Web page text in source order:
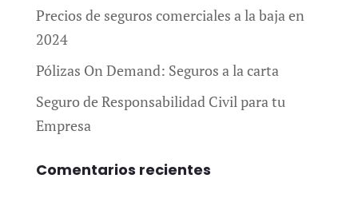
Precios de seguros comerciales a la baja en
2024
Pólizas On Demand: Seguros a la carta
Seguro de Responsabilidad Civil para tu
Empresa
Comentarios recientes